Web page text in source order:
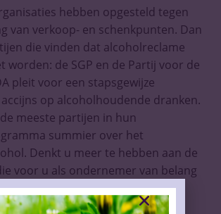
hebben opgesteld tegen
van verkoop- en schenkpunten. Dan
die vinden dat alcoholreclame
worden: de SGP en de Partij voor de
pleit voor een stapsgewijze
op alcoholhoudende dranken.
meeste partijen in hun
summier over het
Denkt u meer te hebben aan de
voor u als ondernemer van belang
de valreep nog even de fiscale
ondernemerskieskompas.